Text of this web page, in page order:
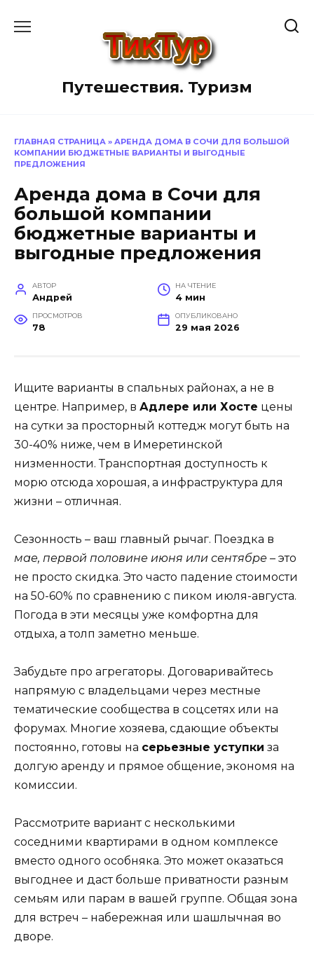
Путешествия. Туризм
ГЛАВНАЯ СТРАНИЦА » АРЕНДА ДОМА В СОЧИ ДЛЯ БОЛЬШОЙ
КОМПАНИИ БЮДЖЕТНЫЕ ВАРИАНТЫ И ВЫГОДНЫЕ
ПРЕДЛОЖЕНИЯ
Аренда дома в Сочи для
большой компании
бюджетные варианты и
выгодные предложения
АВТОР
Андрей
НА ЧТЕНИЕ
4 мин
ПРОСМОТРОВ
78
ОПУБЛИКОВАНО
29 мая 2026
Ищите варианты в спальных районах, а не в
центре. Например, в Адлере или Хосте цены
на сутки за просторный коттедж могут быть на
30-40% ниже, чем в Имеретинской
низменности. Транспортная доступность к
морю отсюда хорошая, а инфраструктура для
жизни – отличная.
Сезонность – ваш главный рычаг. Поездка в
мае, первой половине июня или сентябре – это
не просто скидка. Это часто падение стоимости
на 50-60% по сравнению с пиком июля-августа.
Погода в эти месяцы уже комфортна для
отдыха, а толп заметно меньше.
Забудьте про агрегаторы. Договаривайтесь
напрямую с владельцами через местные
тематические сообщества в соцсетях или на
форумах. Многие хозяева, сдающие объекты
постоянно, готовы на серьезные уступки за
долгую аренду и прямое общение, экономя на
комиссии.
Рассмотрите вариант с несколькими
соседними квартирами в одном комплексе
вместо одного особняка. Это может оказаться
выгоднее и даст больше приватности разным
семьям или парам в вашей группе. Общая зона
для встреч – набережная или шашлычная во
дворе.